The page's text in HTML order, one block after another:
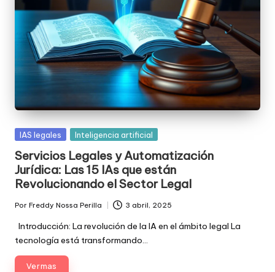
Posted
IAS legales Inteligencia artificial
Servicios Legales y Automatización
Jurídica: Las 15 IAs que están
Revolucionando el Sector Legal
Publicado
por
Por Freddy Nossa Perilla 3 abril, 2025
Introducción: La revolución de la IA en el ámbito legal La
tecnología está transformando…
Ver mas